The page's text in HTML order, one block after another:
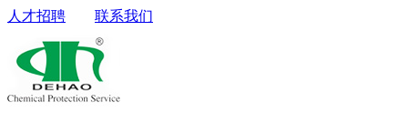
人才招聘 联系我们